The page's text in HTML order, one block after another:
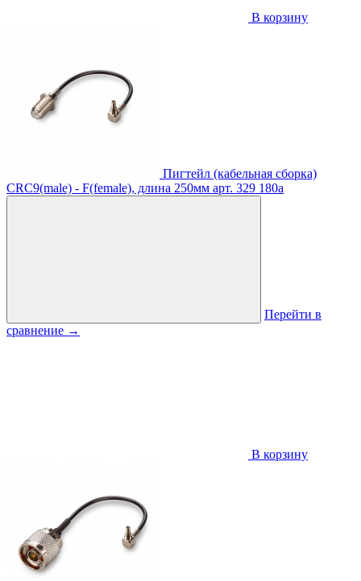
В корзину
Пигтейл (кабельная сборка)
CRC9(male) - F(female), длина 250мм арт. 329 180a
Перейти в
сравнение →
В корзину